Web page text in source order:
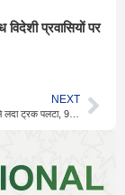
विदेशी प्रवासियों पर
NEXT
“आंध्र प्रदेश: आमों से लदा ट्रक पलटा, 9 मजदूरों की मौत – दर्दनाक रात”